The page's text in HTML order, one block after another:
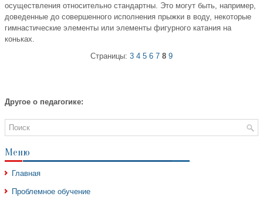
осуществления относительно стандартны. Это могут быть, например,
доведенные до совершенного исполнения прыжки в воду, некоторые
гимнастические элементы или элементы фигурного катания на
коньках.
Страницы: 3 4 5 6 7 8 9
Другое о педагогике:
Меню
Главная
Проблемное обучение